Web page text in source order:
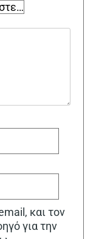
και τον
για την